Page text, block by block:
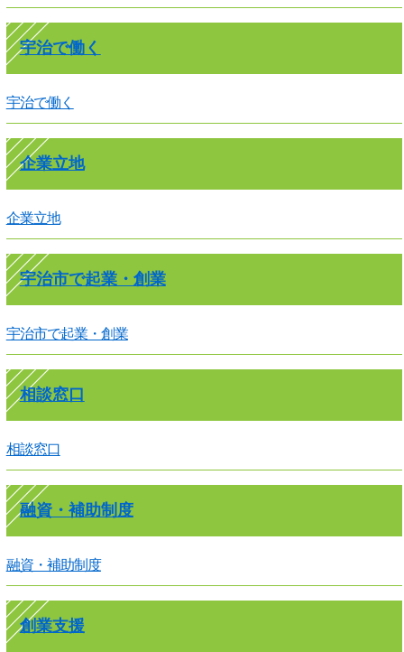
宇治で働く
宇治で働く
企業立地
企業立地
宇治市で起業・創業
宇治市で起業・創業
相談窓口
相談窓口
融資・補助制度
融資・補助制度
創業支援